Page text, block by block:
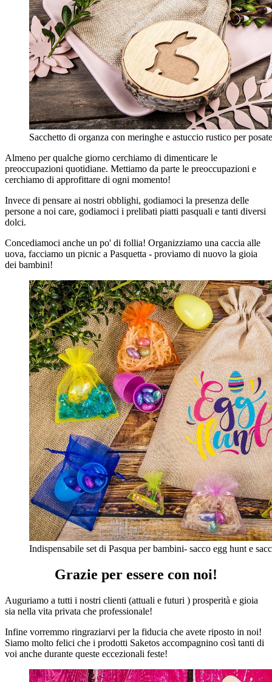
Sacchetto di organza con meringhe e astuccio rustico per posate
Almeno per qualche giorno cerchiamo di dimenticare le
preoccupazioni quotidiane. Mettiamo da parte le preoccupazioni e
cerchiamo di approfittare di ogni momento!
Invece di pensare ai nostri obblighi, godiamoci la presenza delle
persone a noi care, godiamoci i prelibati piatti pasquali e tanti diversi
dolci.
Concediamoci anche un po' di follia! Organizziamo una caccia alle
uova, facciamo un picnic a Pasquetta - proviamo di nuovo la gioia
dei bambini!
Indispensabile set di Pasqua per bambini- sacco egg hunt e
Grazie per essere con noi!
Auguriamo a tutti i nostri clienti (attuali e futuri ) prosperità e gioia
sia nella vita privata che professionale!
Infine vorremmo ringraziarvi per la fiducia che avete riposto in noi!
Siamo molto felici che i prodotti Saketos accompagnino così tanti di
voi anche durante queste eccezionali feste!